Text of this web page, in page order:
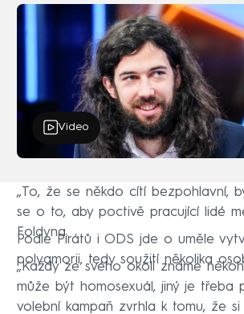
Video
„To, že se někdo cítí bezpohlavní,
se o to, aby poctivě pracující lidé
Foldyna.
Podle Pirátů i ODS jde o uměle
polyamorii, tedy soužití několika
„Každý ze svého okolí známe
může být homosexuál, jiný je třeba
volební kampaň zvrhla k tomu, že